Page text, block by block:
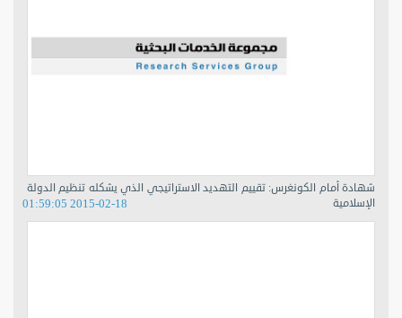
شهادة أمام الكونغرس: تقييم التهديد الاستراتيجي الذي يشكله تنظيم الدولة
الإسلامية
2015-02-18 01:59:05